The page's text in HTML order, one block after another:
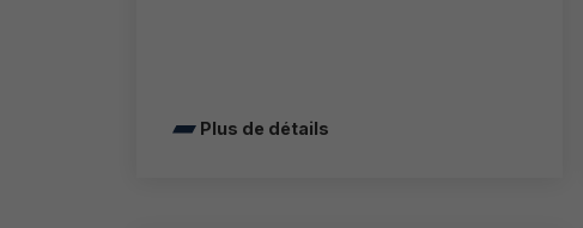
Plus de détails